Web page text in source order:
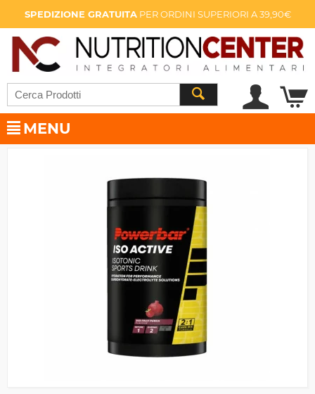
SPEDIZIONE GRATUITAPER ORDINI SUPERIORI A 39,90€
MENU